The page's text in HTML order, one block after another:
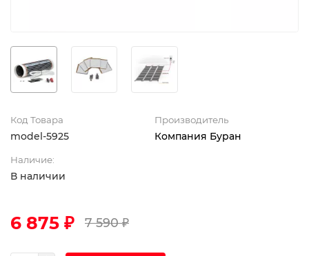
Код Товара
model-5925
Производитель
Компания Буран
Наличие:
В наличии
6 875 ₽ 7 590 ₽